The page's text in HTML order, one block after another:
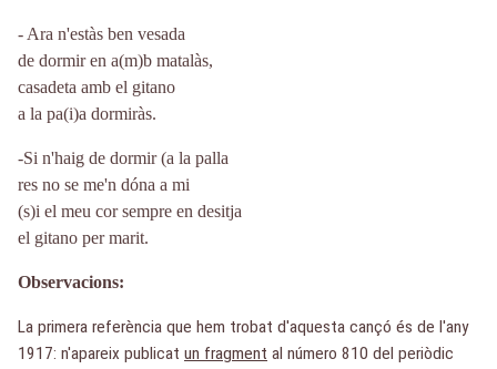
- Ara n'estàs ben vesada
de dormir en a(m)b matalàs,
casadeta amb el gitano
a la pa(i)a dormiràs.
-Si n'haig de dormir (a la palla
res no se me'n dóna a mi
(s)i el meu cor sempre en desitja
el gitano per marit.
Observacions
La primera referència que hem trobat d'aquesta cançó és de l'any
1917: n'apareix publicat un fragment al número 810 del periòdic